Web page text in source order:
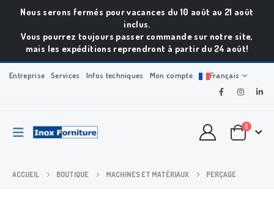
Nous serons fermés pour vacances du 10 août au 21 août
inclus.
Vous pourrez toujours passer commande sur notre site,
mais les expéditions reprendront à partir du 24 août!
Entreprise Services Infos techniques Mon compte Français
0
ACCUEIL BOUTIQUE MACHINES ET MATÉRIAUX PERÇAGE